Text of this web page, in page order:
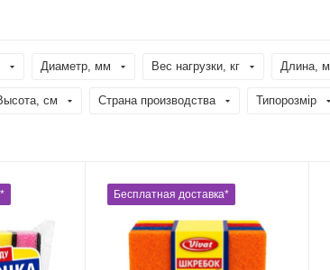
Диаметр, мм Вес нагрузки, кг Длина, м
см Страна производства Типорозмір
Бесплатная доставка*